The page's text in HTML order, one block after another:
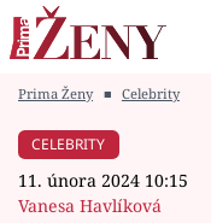
Módní alarm
Prima Ženy ■ Celebrity
CELEBRITY
11. února 2024 10:15
Vanesa Havlíková